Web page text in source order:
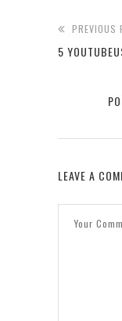
PREVIOUS
5
LEAVE A